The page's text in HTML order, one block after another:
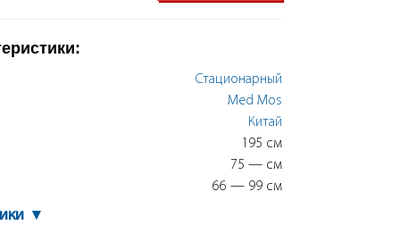
Стационарный
Med Mos
Китай
195 см
75 — см
66 — 99 см
▾